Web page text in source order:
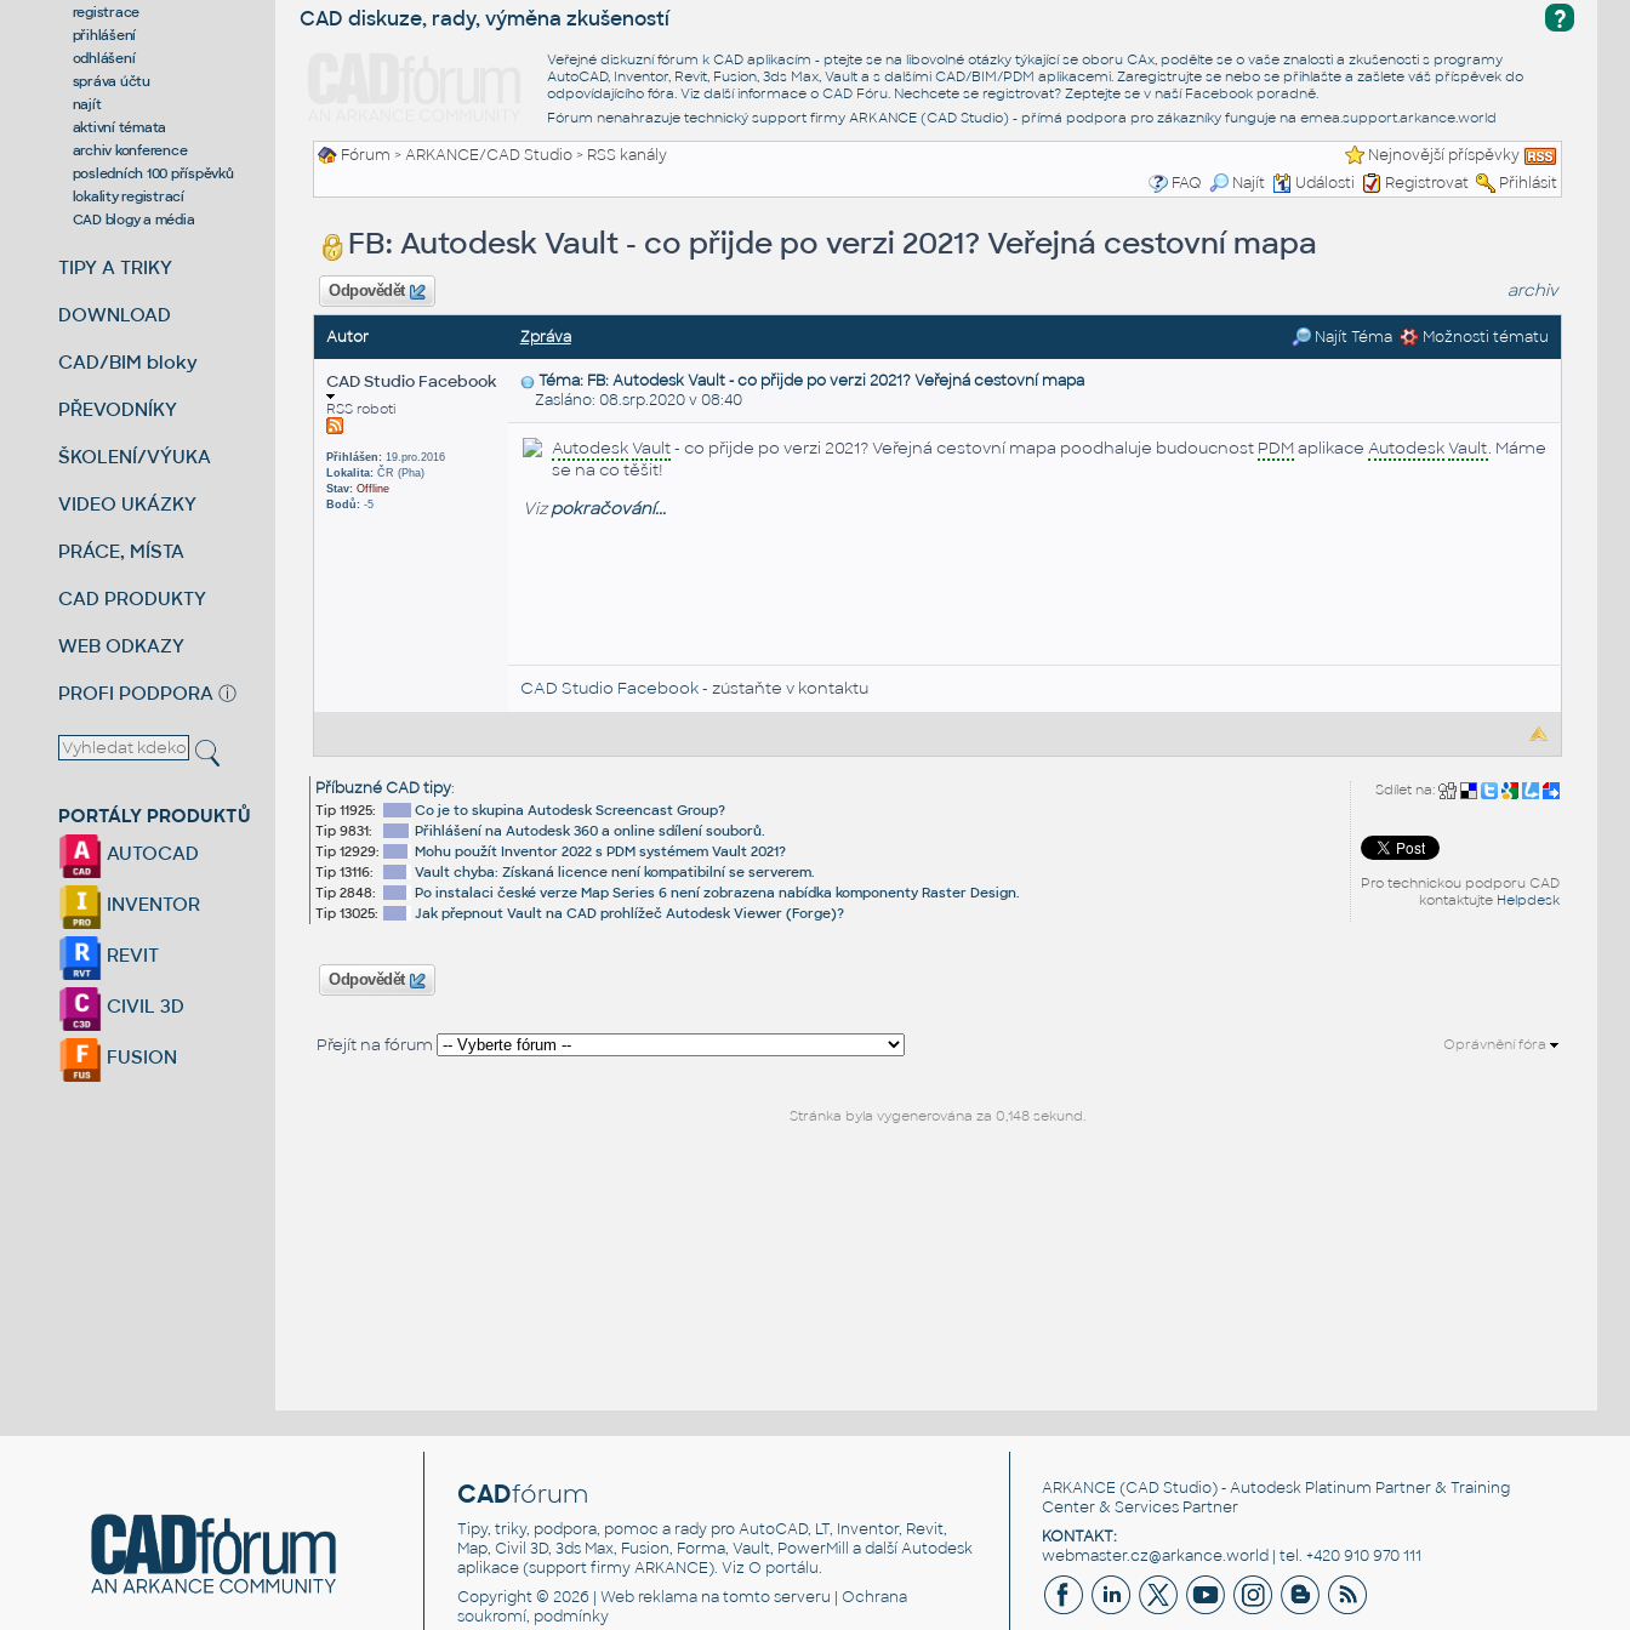
registrace
přihlášení
odhlášení
správa účtu
najít
aktivní témata
archiv konference
posledních 100 příspěvků
lokality registrací
CAD blogy a média
TIPY A TRIKY
DOWNLOAD
CAD/BIM bloky
PŘEVODNÍKY
ŠKOLENÍ/VÝUKA
VIDEO UKÁZKY
PRÁCE, MÍSTA
CAD PRODUKTY
WEB ODKAZY
PROFI PODPORA ⓘ
PORTÁLY PRODUKTŮ
AUTOCAD
INVENTOR
REVIT
CIVIL 3D
FUSION
?
CAD diskuze, rady, výměna zkušeností
Veřejné diskuzní fórum k CAD aplikacím - ptejte se na libovolné otázky týkající se oboru CAx, podělte se o vaše znalosti a zkušenosti s programy
AutoCAD, Inventor, Revit, Fusion, 3ds Max, Vault a s dalšími CAD/BIM/PDM aplikacemi. Zaregistrujte se nebo se přihlašte a zašlete váš příspěvek do
odpovídajícího fóra. Viz další informace o CAD Fóru. Nechcete se registrovat? Zeptejte se v naší Facebook poradně.
Fórum nenahrazuje technický support firmy ARKANCE (CAD Studio) - přímá podpora pro zákazníky funguje na emea.support.arkance.world
Fórum >ARKANCE/CAD Studio> RSS kanály
Nejnovější příspěvky
FAQ
Najít Události Registrovat Přihlásit
FB: Autodesk Vault - co přijde po verzi 2021? Veřejná cestovní mapa
Odpovědět archiv
Autor Zpráva Najít Téma Možnosti tématu
CAD Studio Facebook
RSS roboti
Přihlášen:19.pro.2016
Lokalita:ČR (Pha)
Stav: Offline
Bodů:-5
Téma: FB: Autodesk Vault - co přijde po verzi 2021? Veřejná cestovní mapa
Zasláno: 08.srp.2020 v 08:40
AutodeskVault- co přijde po verzi 2021? Veřejná cestovní mapa poodhaluje budoucnost PDMaplikace AutodeskVault. Máme
se na co těšit!
Vizpokračování...
CAD Studio Facebook- zústaňte v kontaktu
Sdílet na:
Pro technickou podporu CAD
kontaktujte Helpdesk
Příbuzné CAD tipy:
Tip 11925:
Co je to skupina Autodesk Screencast Group?
Tip 9831:
Přihlášení na Autodesk 360 a online sdílení souborů.
Tip 12929:
Mohu použít Inventor 2022 s PDM systémem Vault 2021?
Tip 13116:
Vault chyba: Získaná licence není kompatibilní se serverem.
Tip 2848:
Po instalaci české verze Map Series 6 není zobrazena nabídka komponenty Raster Design.
Tip 13025:
Jak přepnout Vault na CAD prohlížeč Autodesk Viewer (Forge)?
Odpovědět
Přejít na fórum Oprávnění fóra
Stránka byla vygenerována za 0,148 sekund.
CADfórum
Tipy, triky, podpora, pomoc a rady pro AutoCAD, LT, Inventor, Revit,
Map, Civil 3D, 3ds Max, Fusion, Forma, Vault, PowerMill a další Autodesk
aplikace (support firmy ARKANCE). VizO portálu.
Copyright © 2026 |Web reklama na tomto serveru |Ochrana
soukromí, podmínky
ARKANCE (CAD Studio) - Autodesk Platinum Partner & Training
Center & Services Partner
KONTAKT:
webmaster.cz@arkance.world | tel. +420 910 970 111